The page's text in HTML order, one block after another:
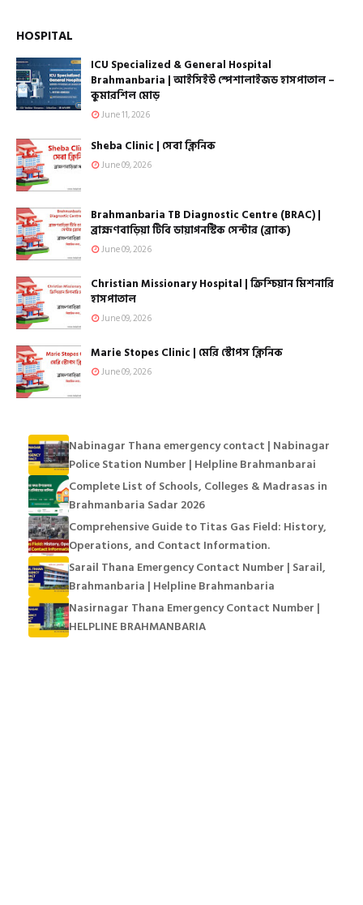
HOSPITAL
ICU Specialized & General Hospital
Brahmanbaria | আইসিইউ স্পেশালাইজড হাসপাতাল –
কুমারশিল মোড়
June 11, 2026
Sheba Clinic | সেবা ক্লিনিক
June 09, 2026
Brahmanbaria TB Diagnostic Centre (BRAC) |
ব্রাহ্মণবাড়িয়া টিবি ডায়াগনস্টিক সেন্টার (ব্র্যাক)
June 09, 2026
Christian Missionary Hospital | ক্রিশ্চিয়ান মিশনারি
হাসপাতাল
June 09, 2026
Marie Stopes Clinic | মেরি স্টোপস ক্লিনিক
June 09, 2026
Nabinagar Thana emergency contact | Nabinagar
Police Station Number | Helpline Brahmanbarai
Complete List of Schools, Colleges & Madrasas in
Brahmanbaria Sadar 2026
Comprehensive Guide to Titas Gas Field: History,
Operations, and Contact Information.
Sarail Thana Emergency Contact Number | Sarail,
Brahmanbaria | Helpline Brahmanbaria
Nasirnagar Thana Emergency Contact Number |
HELPLINE BRAHMANBARIA